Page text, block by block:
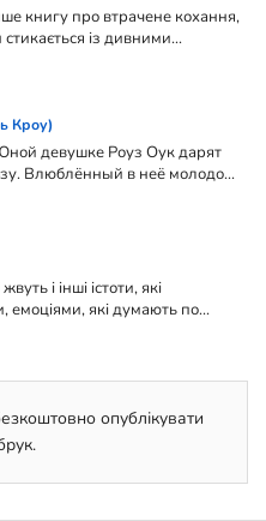
книгу про втрачене кохання,
із дивними
божевілля. Через деякий
відбувається уві сні.
Кроу)
девушке Роуз Оук дарят
Влюблённый в неё молодой
чёрного цветка уводит
общепринятого его
мира.
і інші істоти, які
емоціями, які думають по
опублікувати